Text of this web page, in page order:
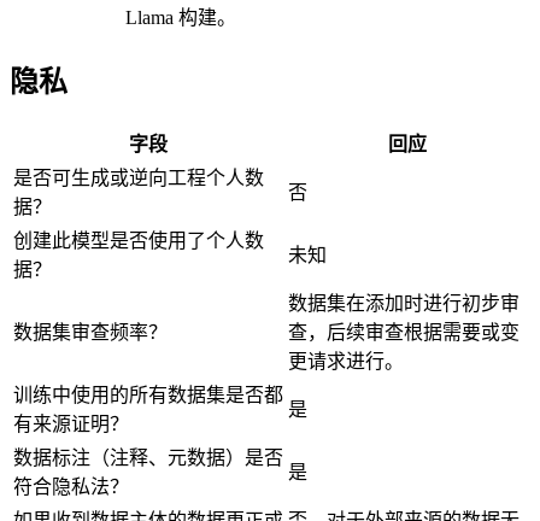
Llama 构建。
隐私
字段
回应
是否可生成或逆向工程个人数
据？
否
创建此模型是否使用了个人数
据？
未知
数据集审查频率？
数据集在添加时进行初步审
查，后续审查根据需要或变
更请求进行。
训练中使用的所有数据集是否都
有来源证明？
是
数据标注（注释、元数据）是否
符合隐私法？
是